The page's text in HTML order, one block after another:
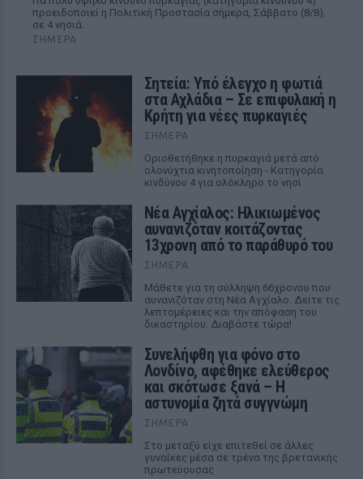
προειδοποιεί η Πολιτική Προστασία σήμερα, Σάββατο (8/8),
σε 4 νησιά.
ΣΉΜΕΡΑ
Σητεία: Υπό έλεγχο η φωτιά
στα Αχλάδια – Σε επιφυλακή η
Κρήτη για νέες πυρκαγιές
ΣΉΜΕΡΑ
Οριοθετήθηκε η πυρκαγιά μετά από
ολονύχτια κινητοποίηση - Κατηγορία
κινδύνου 4 για ολόκληρο το νησί
Νέα Αγχίαλος: Ηλικιωμένος
αυνανιζόταν κοιτάζοντας
13χρονη από το παράθυρό του
ΣΉΜΕΡΑ
Μάθετε για τη σύλληψη 66χρονου που
αυνανιζόταν στη Νέα Αγχίαλο. Δείτε τις
λεπτομέρειες και την απόφαση του
δικαστηρίου. Διαβάστε τώρα!
Συνελήφθη για φόνο στο
Λονδίνο, αφέθηκε ελεύθερος
και σκότωσε ξανά – Η
αστυνομία ζητά συγγνώμη
ΣΉΜΕΡΑ
Στο μεταξύ είχε επιτεθεί σε άλλες
γυναίκες μέσα σε τρένα της βρετανικής
πρωτεύουσας